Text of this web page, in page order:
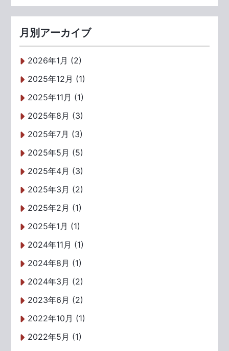
月別アーカイブ
2026年1月 (2)
2025年12月 (1)
2025年11月 (1)
2025年8月 (3)
2025年7月 (3)
2025年5月 (5)
2025年4月 (3)
2025年3月 (2)
2025年2月 (1)
2025年1月 (1)
2024年11月 (1)
2024年8月 (1)
2024年3月 (2)
2023年6月 (2)
2022年10月 (1)
2022年5月 (1)